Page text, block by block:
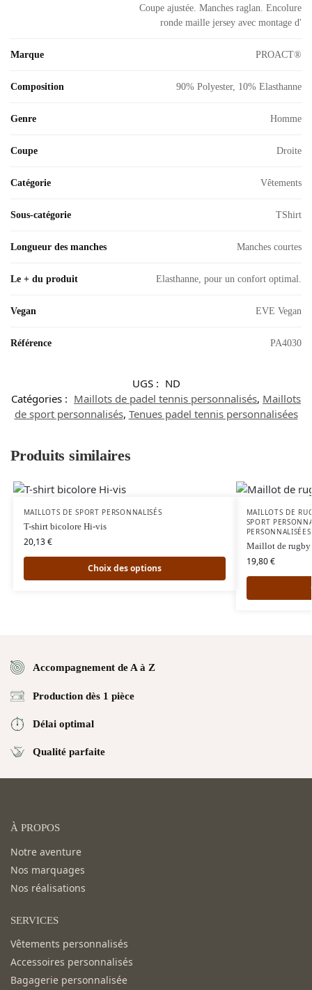
Coupe ajustée. Manches raglan. Encolure
ronde maille jersey avec montage d'
Marque PROACT®
Composition 90% Polyester, 10% Elasthanne
Genre Homme
Coupe Droite
Catégorie Vêtements
Sous-catégorie TShirt
Longueur des manches Manches courtes
Le + du produit Elasthanne, pour un confort optimal.
Vegan EVE Vegan
Référence PA4030
UGS : ND
Catégories : Maillots de padel tennis personnalisés, Maillots
de sport personnalisés, Tenues padel tennis personnalisées
Produits similaires
MAILLOTS DE SPORT PERSONNALISÉS
T-shirt bicolore Hi-vis
20,13€
Choix des options
MAILLOTS DE
SPORT
PERSONNALISÉES
Maillot de rugby
19,80€
Accompagnement de A à Z
Production dès 1 pièce
Délai optimal
Qualité parfaite
À PROPOS
Notre aventure
Nos marquages
Nos réalisations
SERVICES
Vêtements personnalisés
Accessoires personnalisés
Bagagerie personnalisée